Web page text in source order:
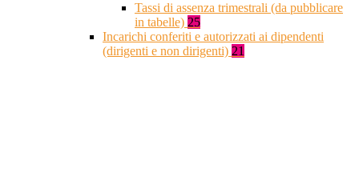
Tassi di assenza trimestrali (da pubblicare
in tabelle) 25
Incarichi conferiti e autorizzati ai dipendenti
(dirigenti e non dirigenti) 21